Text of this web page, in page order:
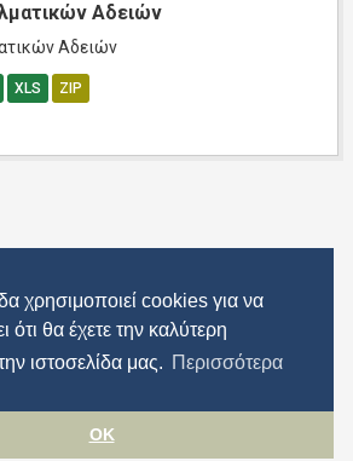
χρησιμοποιεί cookies για να
ότι θα έχετε την καλύτερη
ιστοσελίδα μας. Περισσότερα
OK
Αδειών
Αδειών
XLS ZIP